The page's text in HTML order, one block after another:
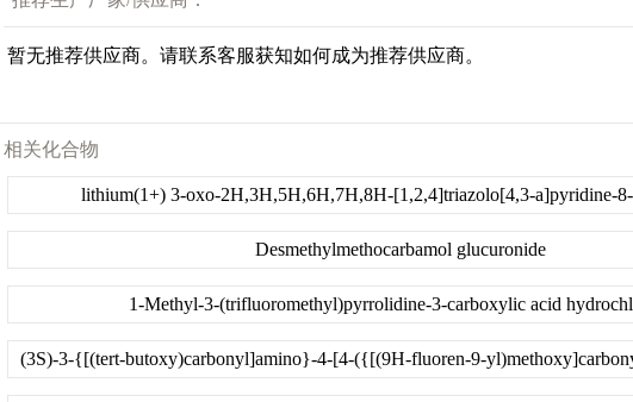
暂无推荐供应商。请联系客服获知如何成为推荐供应商。
相关化合物
lithium(1+) 3-oxo-2H,3H,5H,6H,7H,8H-[1,2,4]triazolo[4,3-a]pyridine-
Desmethylmethocarbamol glucuronide
1-Methyl-3-(trifluoromethyl)pyrrolidine-3-carboxylic acid